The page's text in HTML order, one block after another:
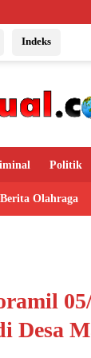
Indeks
Politik
Berita Olahraga
Desa